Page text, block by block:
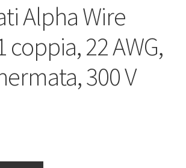
Alpha Wire
coppia, 22 AWG,
300 V